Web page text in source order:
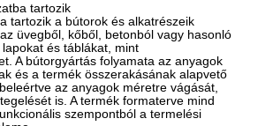
tartozik
tartozik a bútorok és alkatrészeik
üvegből, kőből, betonból vagy hasonló
és táblákat, mint
A bútorgyártás folyamata az anyagok
és a termék összerakásának alapvető
az anyagok méretre vágását,
is. A termék formaterve mind
szempontból a termelési